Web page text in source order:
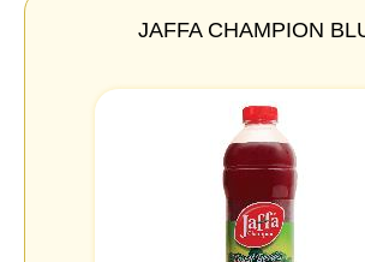
JAFFA CHAMPION